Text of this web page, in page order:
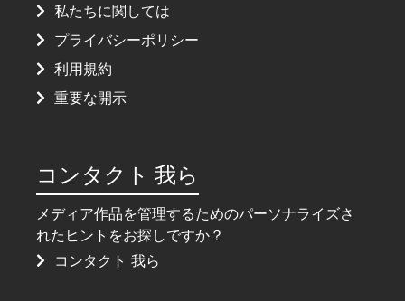
私たちに関しては
プライバシーポリシー
利用規約
重要な開示
コンタクト 我ら
メディア作品を管理するためのパーソナライズさ
れたヒントをお探しですか？
コンタクト 我ら